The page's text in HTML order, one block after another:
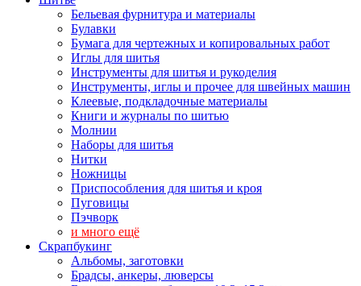
Бельевая фурнитура и материалы
Булавки
Бумага для чертежных и копировальных работ
Иглы для шитья
Инструменты для шитья и рукоделия
Инструменты, иглы и прочее для швейных машин
Клеевые, подкладочные материалы
Книги и журналы по шитью
Молнии
Наборы для шитья
Нитки
Ножницы
Приспособления для шитья и кроя
Пуговицы
Пэчворк
и много ещё
Скрапбукинг
Альбомы, заготовки
Брадсы, анкеры, люверсы